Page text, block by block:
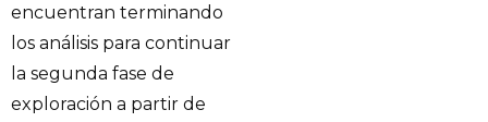
encuentran terminando
los análisis para continuar
la segunda fase de
exploración a partir de